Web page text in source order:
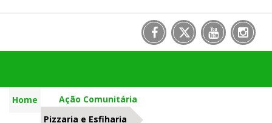
Home
Ação Comunitária
Pizzaria e Esfiharia